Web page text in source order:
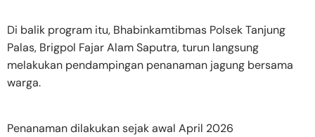
Di balik program itu, Bhabinkamtibmas Polsek Tanjung
Palas, Brigpol Fajar Alam Saputra, turun langsung
melakukan pendampingan penanaman jagung bersama
warga.
Penanaman dilakukan sejak awal April 2026